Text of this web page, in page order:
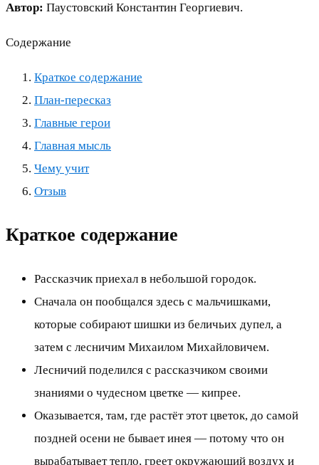
Автор: Паустовский Константин Георгиевич.
Содержание
Краткое содержание
План-пересказ
Главные герои
Главная мысль
Чему учит
Отзыв
Краткое содержание
Рассказчик приехал в небольшой городок.
Сначала он пообщался здесь с мальчишками,
которые собирают шишки из беличьих дупел, а
затем с лесничим Михаилом Михайловичем.
Лесничий поделился с рассказчиком своими
знаниями о чудесном цветке — кипрее.
Оказывается, там, где растёт этот цветок, до самой
поздней осени не бывает инея — потому что он
вырабатывает тепло, греет окружающий воздух и